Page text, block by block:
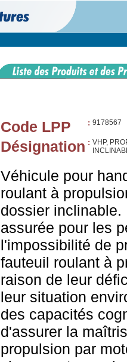
Code LPP : 9178567
Désignation : VHP,
Véhicule pour
roulant à
dossier inclinable.
assurée pour les
l'impossibilité de
fauteuil roulant à
raison de leur
leur situation
des capacités
d'assurer la
propulsion par